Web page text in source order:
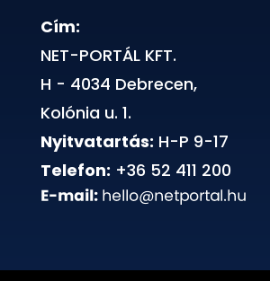
Cím:
NET-PORTÁL KFT.
H - 4034 Debrecen,
Kolónia u. 1.
Nyitvatartás: H-P 9-17
Telefon: +36 52 411 200